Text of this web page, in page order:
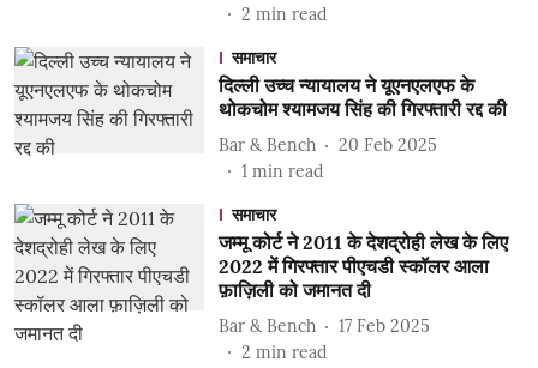
2 min read
समाचार
दिल्ली उच्च न्यायालय ने यूएनएलएफ के
थोकचोम श्यामजय सिंह की गिरफ्तारी रद्द की
Bar & Bench
20 Feb 2025
1 min read
समाचार
जम्मू कोर्ट ने 2011 के देशद्रोही लेख के लिए
2022 में गिरफ्तार पीएचडी स्कॉलर आला
फ़ाज़िली को जमानत दी
Bar & Bench
17 Feb 2025
2 min read